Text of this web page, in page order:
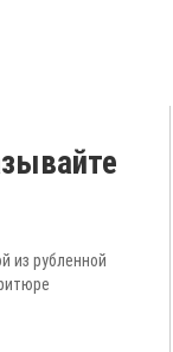
из рубленной